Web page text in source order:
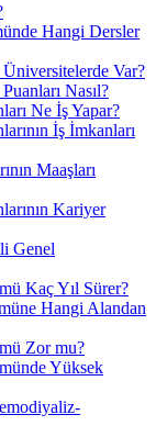
Hangi Dersler
Var?
Nasıl?
Ne İş Yapar?
İş İmkanları
Maaşları
Kariyer
Genel
Kaç Yıl Sürer?
Hangi Alandan
Zor mu?
Yüksek